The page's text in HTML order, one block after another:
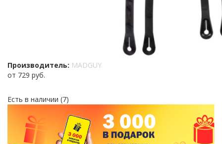
Производитель: MADGUY
от 729 руб.
Есть в наличии (7)